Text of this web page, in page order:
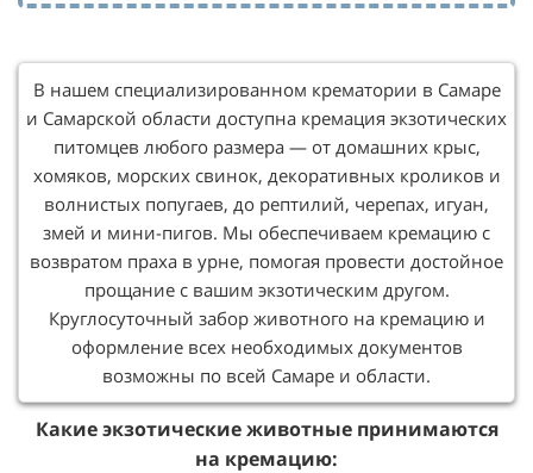
В нашем специализированном крематории в Самаре
и Самарской области доступна кремация экзотических
питомцев любого размера — от домашних крыс,
хомяков, морских свинок, декоративных кроликов и
волнистых попугаев, до рептилий, черепах, игуан,
змей и мини-пигов. Мы обеспечиваем кремацию с
возвратом праха в урне, помогая провести достойное
прощание с вашим экзотическим другом.
Круглосуточный забор животного на кремацию и
оформление всех необходимых документов
возможны по всей Самаре и области.
Какие экзотические животные принимаются
на кремацию: